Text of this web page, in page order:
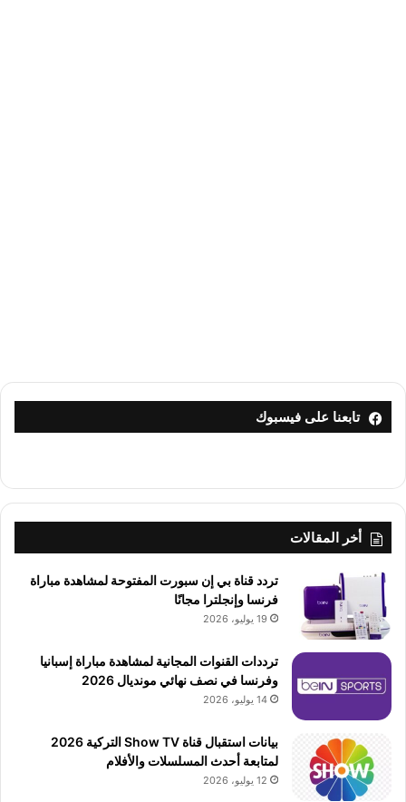
تابعنا على فيسبوك
أخر المقالات
تردد قناة بي إن سبورت المفتوحة لمشاهدة مباراة
فرنسا وإنجلترا مجانًا
19 يوليو، 2026
ترددات القنوات المجانية لمشاهدة مباراة إسبانيا
وفرنسا في نصف نهائي مونديال 2026
14 يوليو، 2026
بيانات استقبال قناة Show TV التركية 2026
لمتابعة أحدث المسلسلات والأفلام
12 يوليو، 2026